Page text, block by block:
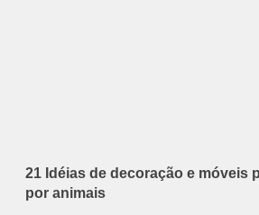
21 Idéias de decoração e móveis
por animais